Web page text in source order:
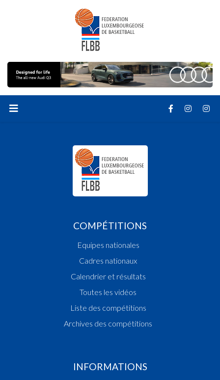
COMPÉTITIONS
Equipes nationales
Cadres nationaux
Calendrier et résultats
Toutes les vidéos
Liste des compétitions
Archives des compétitions
INFORMATIONS